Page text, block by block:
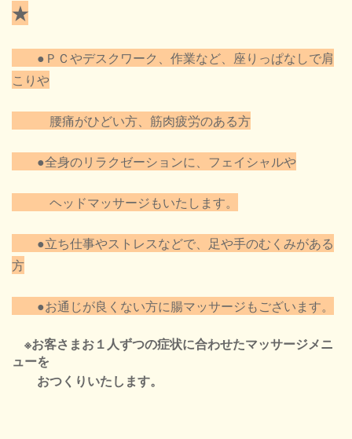
★
●ＰＣやデスクワーク、作業など、座りっぱなしで肩
こりや
腰痛がひどい方、筋肉疲労のある方
●全身のリラクゼーションに、フェイシャルや
ヘッドマッサージもいたします。
●立ち仕事やストレスなどで、足や手のむくみがある
方
●お通じが良くない方に腸マッサージもございます。
※お客さまお１人ずつの症状に合わせたマッサージメニ
ューを
おつくりいたします。